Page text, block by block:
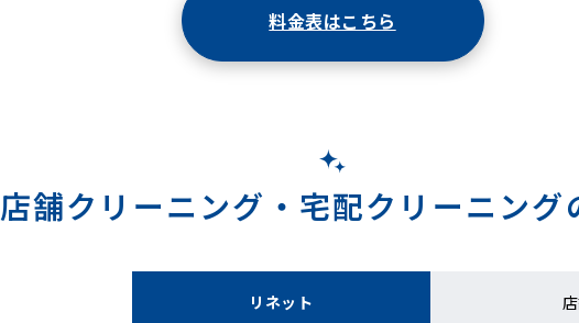
料金表はこちら
店舗クリーニング・ 宅配クリーニング
リネット